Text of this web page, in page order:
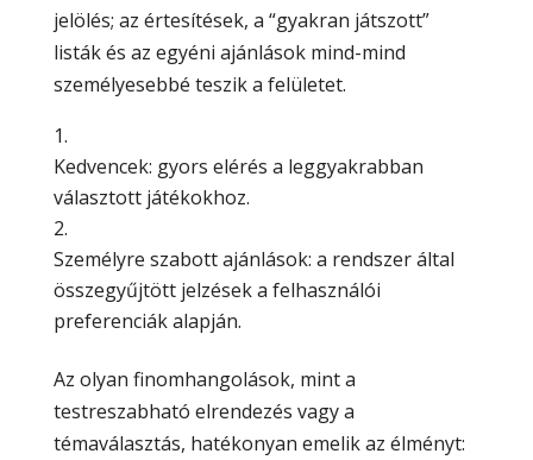
jelölés; az értesítések, a “gyakran játszott”
listák és az egyéni ajánlások mind-mind
személyesebbé teszik a felületet.
Kedvencek: gyors elérés a leggyakrabban
választott játékokhoz.
Személyre szabott ajánlások: a rendszer által
összegyűjtött jelzések a felhasználói
preferenciák alapján.
Az olyan finomhangolások, mint a
testreszabható elrendezés vagy a
témaválasztás, hatékonyan emelik az élményt: